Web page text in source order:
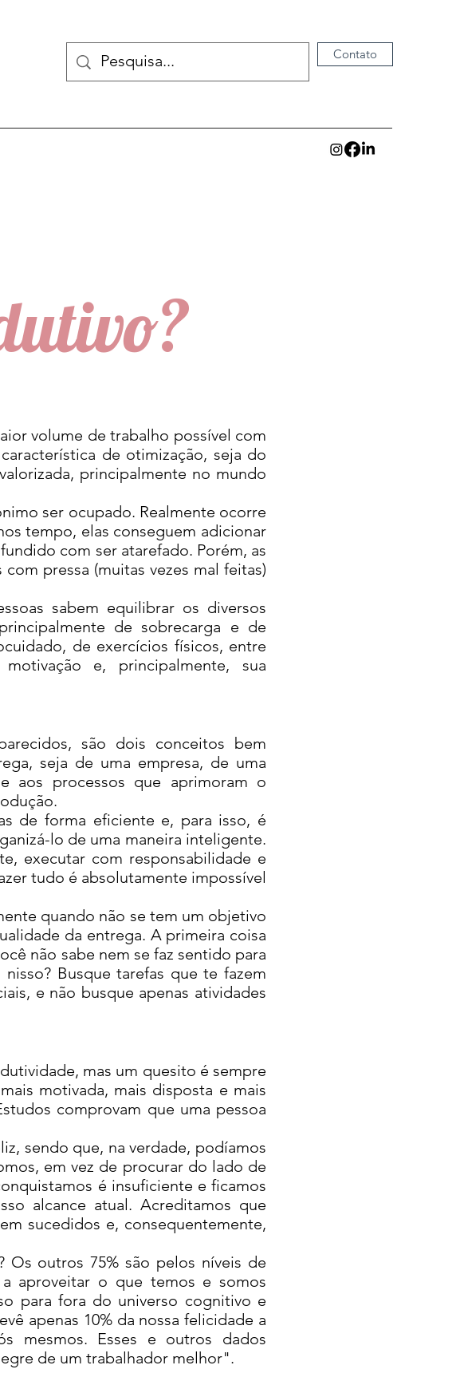
Contato
volume de trabalho possível com
de otimização, seja do
principalmente no mundo
ser ocupado. Realmente ocorre
tempo, elas conseguem adicionar
com ser atarefado. Porém, as
pressa (muitas vezes mal feitas)
sabem equilibrar os diversos
de sobrecarga e de
de exercícios físicos, entre
e, principalmente, sua
são dois conceitos bem
seja de uma empresa, de uma
aos processos que aprimoram o
de forma eficiente e, para isso, é
lo de uma maneira inteligente.
executar com responsabilidade e
tudo é absolutamente impossível
quando não se tem um objetivo
da entrega. A primeira coisa
não sabe nem se faz sentido para
Busque tarefas que te fazem
e não busque apenas atividades
mas um quesito é sempre
motivada, mais disposta e mais
comprovam que uma pessoa
sendo que, na verdade, podíamos
em vez de procurar do lado de
é insuficiente e ficamos
alcance atual. Acreditamos que
sucedidos e, consequentemente,
outros 75% são pelos níveis de
aproveitar o que temos e somos
para fora do universo cognitivo e
apenas 10% da nossa felicidade a
mesmos. Esses e outros dados
de um trabalhador melhor".